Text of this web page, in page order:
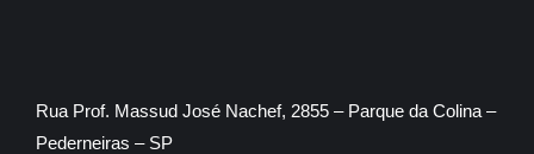
Rua Prof. Massud José Nachef, 2855 – Parque da Colina –
Pederneiras – SP